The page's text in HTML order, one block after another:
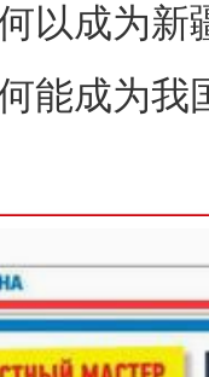
以成为新
能成为我